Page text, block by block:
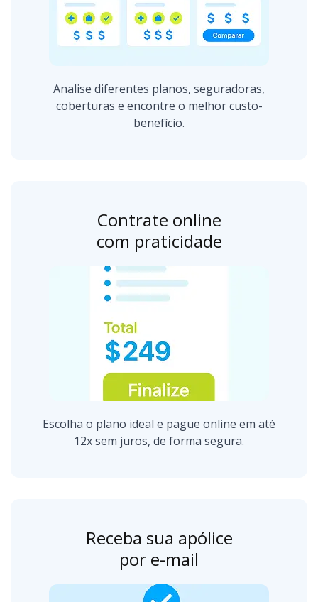
Analise diferentes planos, seguradoras,
coberturas e encontre o melhor custo-
benefício.
Contrate online
com praticidade
Escolha o plano ideal e pague online em até
12x sem juros, de forma segura.
Receba sua apólice
por e-mail